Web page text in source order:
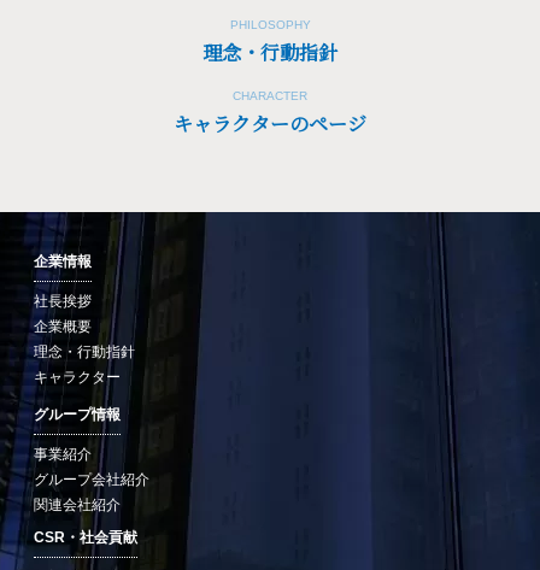
PHILOSOPHY
理念・行動指針
CHARACTER
キャラクターのページ
企業情報
社長挨拶
企業概要
理念・行動指針
キャラクター
グループ情報
事業紹介
グループ会社紹介
関連会社紹介
CSR・社会貢献